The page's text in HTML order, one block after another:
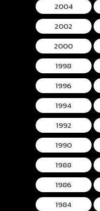
2004
2002
2000
1998
1996
1994
1992
1990
1988
1986
1984